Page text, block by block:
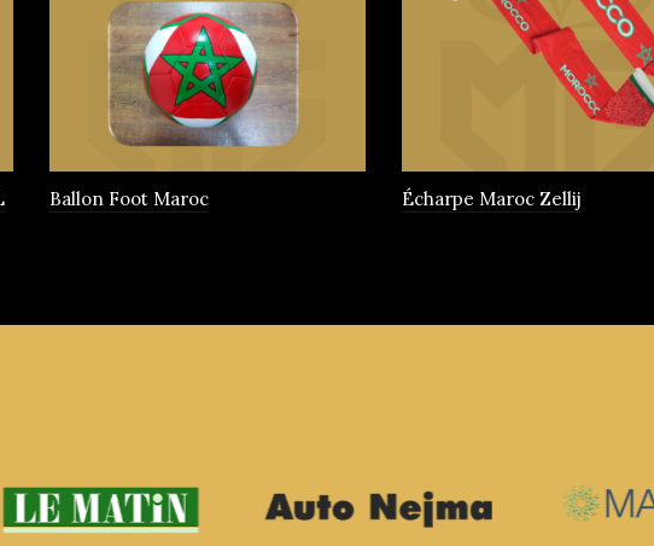
choisies
produit
Ballon Foot Maroc Écharpe Maroc Zellij